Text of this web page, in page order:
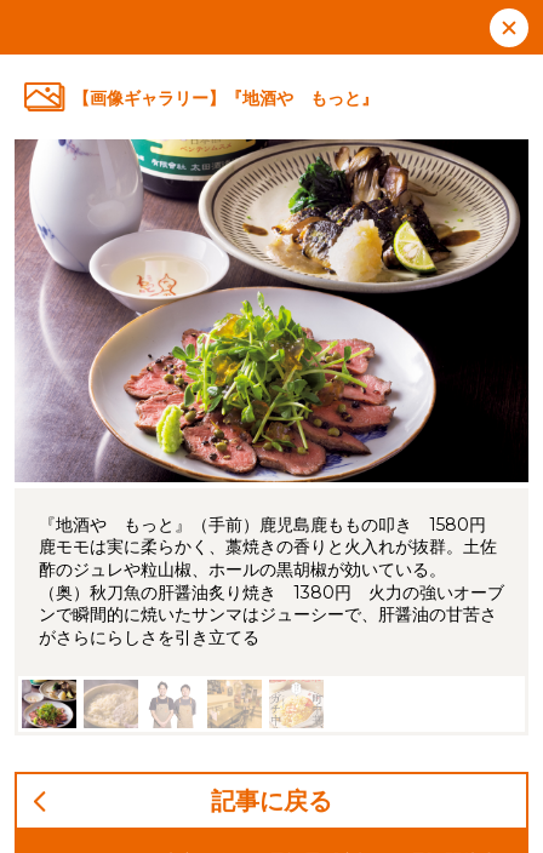
【画像ギャラリー】『地酒や もっと』
『地酒や もっと』（手前）鹿児島鹿ももの叩き 1580円
鹿モモは実に柔らかく、藁焼きの香りと火入れが抜群。土佐
酢のジュレや粒山椒、ホールの黒胡椒が効いている。
（奥）秋刀魚の肝醤油炙り焼き 1380円 火力の強いオーブ
ンで瞬間的に焼いたサンマはジューシーで、肝醤油の甘苦さ
がさらにらしさを引き立てる
記事に戻る